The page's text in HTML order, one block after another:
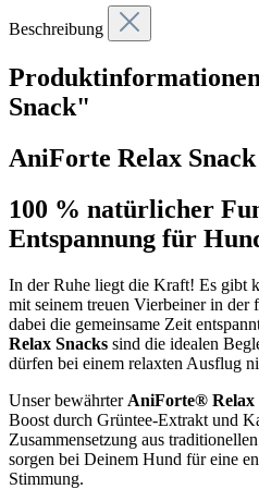
Beschreibung
Snack"
AniForte Relax
100 % natürlicher
Entspannung für
In der Ruhe liegt die Kraft! Es gibt
mit seinem treuen Vierbeiner in der
dabei die gemeinsame Zeit
Relax Snacks sind die idealen
dürfen bei einem relaxten Ausflug
Unser bewährter AniForte® Relax
Boost durch Grüntee-Extrakt und
Zusammensetzung aus
sorgen bei Deinem Hund für eine
Stimmung.